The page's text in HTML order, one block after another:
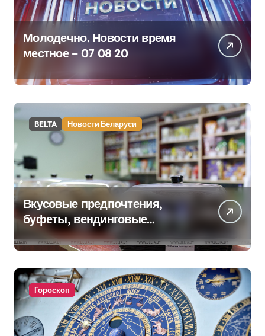
Молодечно. Новости время
местное – 07 08 20
BELTA Новости Беларуси
Вкусовые предпочтения,
буфеты, вендинговые
аппараты. Минобразования об
изменениях в школьном
питании
Гороскоп